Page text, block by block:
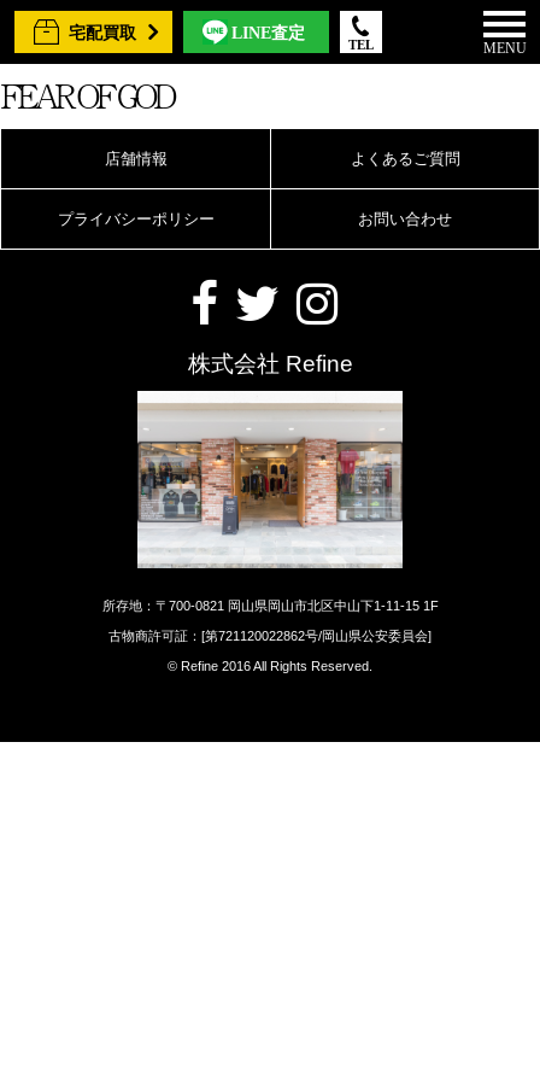
宅配買取 LINE査定
TEL MENU
FEAR OF GOD
店舗情報 よくあるご質問
プライバシーポリシー お問い合わせ
株式会社 Refine
所存地：〒700-0821 岡山県岡山市北区中山下1-11-15 1F
古物商許可証：[第721120022862号/岡山県公安委員会]
© Refine 2016 All Rights Reserved.